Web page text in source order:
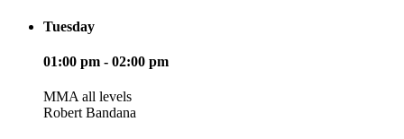
Tuesday
01:00 pm - 02:00 pm
MMA all levels
Robert Bandana